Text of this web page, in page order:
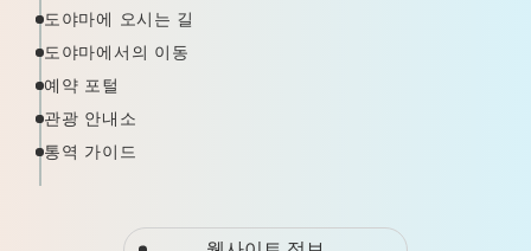
도야마에 오시는 길
도야마에서의 이동
예약 포털
관광 안내소
통역 가이드